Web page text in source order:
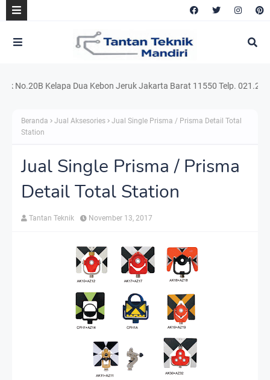
Kelapa Dua Kebon Jeruk Jakarta Barat 11550 Telp.
Beranda Jual Aksesories
Jual Single Prisma / Prisma Detail Total
Station
Jual Single Prisma / Prisma
Detail Total Station
Tantan Teknik November 13, 2017